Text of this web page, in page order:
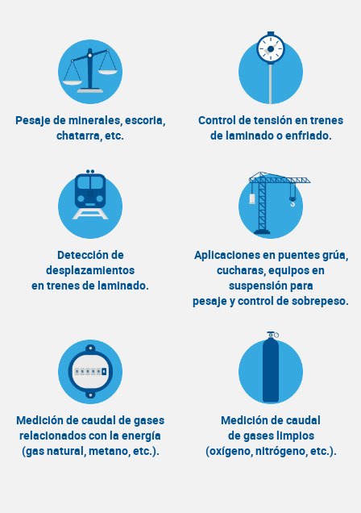
Pesaje de minerales, escoria,
chatarra, etc.
Control de tensión en trenes
de laminado o enfriado.
Detección de
desplazamientos
en trenes de laminado.
Aplicaciones en puentes grúa,
cucharas, equipos en
suspensión para
pesaje y control de sobrepeso.
Medición de caudal de gases
relacionados con la energía
(gas natural, metano, etc.).
Medición de caudal
de gases limpios
(oxígeno, nitrógeno, etc.).